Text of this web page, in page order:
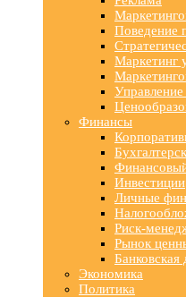
Поведение
Маркетинг
Финансы
Инвестиции
Личные
Риск-
Рынок
Банковская
Экономика
Политика